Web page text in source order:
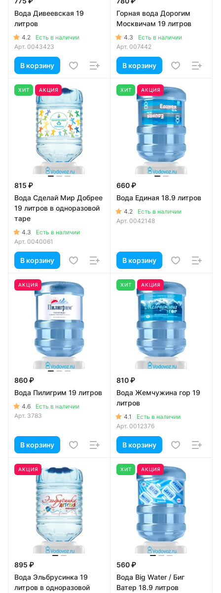
Вода Дивеевская 19
литров
4.2
Есть в наличии
Арт. 0043423
В корзину
Горная вода Дорогим
Москвичам 19 литров
4.3
Есть в наличии
Арт. 007442
В корзину
ХИТ АКЦИЯ
815 ₽
Вода Сделай Мир Добрее
19 литров в одноразовой
таре
4.3
Есть в наличии
Арт. 0040061
В корзину
ХИТ АКЦИЯ
660 ₽
Вода Единая 18.9 литров
4.2
Есть в наличии
Арт. 0042148
В корзину
АКЦИЯ
860 ₽
Вода Пилигрим 19 литров
4.6
Есть в наличии
Арт. 3783
В корзину
ХИТ АКЦИЯ
810 ₽
Вода Жемчужина гор 19
литров
4.1
Есть в наличии
Арт. 0012376
В корзину
АКЦИЯ
895 ₽
Вода Эльбрусинка 19
литров в одноразовой
ХИТ АКЦИЯ
560 ₽
Вода Big Water / Биг
Ватер 18.9 литров